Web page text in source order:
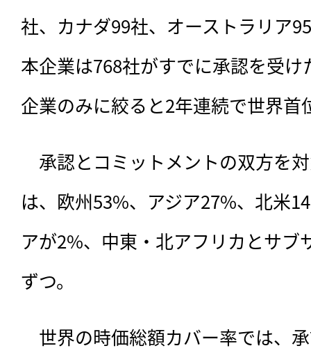
社、カナダ99社、オーストラリア
本企業は768社がすでに承認を受
企業のみに絞ると2年連続で世界首
承認とコミットメントの双方を
は、欧州53%、アジア27%、北米
アが2%、中東・北アフリカとサブ
ずつ。
世界の時価総額カバー率では、